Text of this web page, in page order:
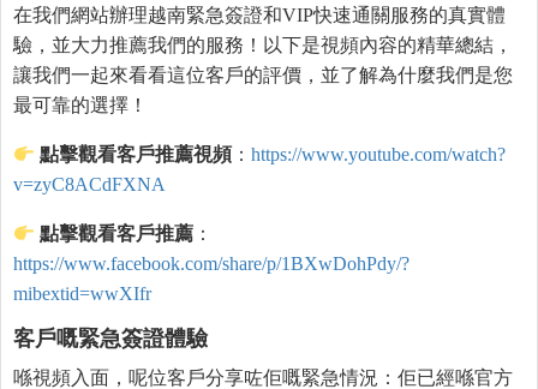
在我們網站辦理越南緊急簽證和VIP快速通關服務的真實體
驗，並大力推薦我們的服務！以下是視頻內容的精華總結，
讓我們一起來看看這位客戶的評價，並了解為什麼我們是您
最可靠的選擇！
點擊觀看客戶推薦視頻：https://www.youtube.com/watch?
v=zyC8ACdFXNA
點擊觀看客戶推薦 ：
https://www.facebook.com/share/p/1BXwDohPdy/?
mibextid=wwXIfr
客戶嘅緊急簽證體驗
喺視頻入面，呢位客戶分享咗佢嘅緊急情況：佢已經喺官方